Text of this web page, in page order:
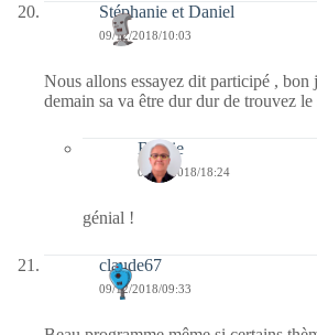
Stéphanie et Daniel
09/12/2018/10:03
Nous allons essayez dit participé , bon
demain sa va être dur dur de trouvez
Bernie
09/12/2018/18:24
génial !
claude67
09/12/2018/09:33